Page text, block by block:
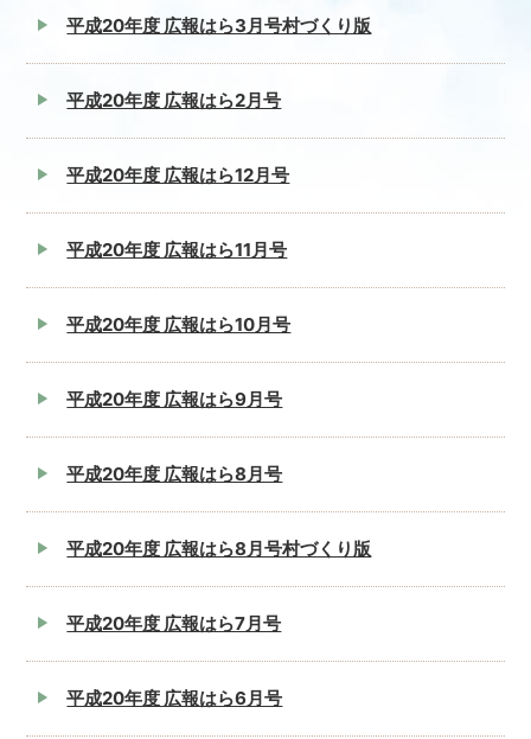
平成20年度 広報はら3月号村づくり版
平成20年度 広報はら2月号
平成20年度 広報はら12月号
平成20年度 広報はら11月号
平成20年度 広報はら10月号
平成20年度 広報はら9月号
平成20年度 広報はら8月号
平成20年度 広報はら8月号村づくり版
平成20年度 広報はら7月号
平成20年度 広報はら6月号